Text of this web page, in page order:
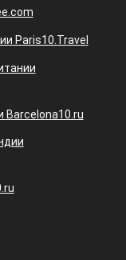
Paris10.Travel
Barcelona10.ru